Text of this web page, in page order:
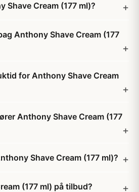
Shave Cream (177 ml)?
Anthony Shave Cream (177
for Anthony Shave Cream
Anthony Shave Cream (177
Shave Cream (177 ml)?
(177 ml) på tilbud?